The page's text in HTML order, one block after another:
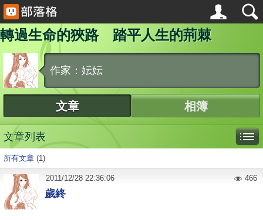
轉過生命的狹路 踏平人生的荊棘
作家：妘妘
文章 相簿
文章列表
所有文章 (1)
歲終
2011/12/28 22:36:06 466